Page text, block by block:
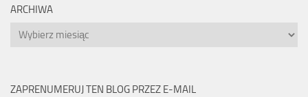
ARCHIWA
Archiwa
ZAPRENUMERUJ TEN BLOG PRZEZ E-MAIL